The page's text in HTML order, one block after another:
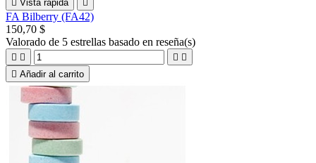
 Vista rápida 
FA Bilberry (FA42)
150,70 $
Valorado de 5 estrellas basado en reseña(s)
   
 Añadir al carrito